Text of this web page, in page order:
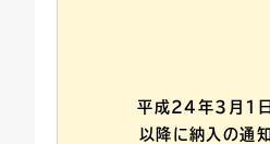
平成24年3月1日
以降に納入の通知